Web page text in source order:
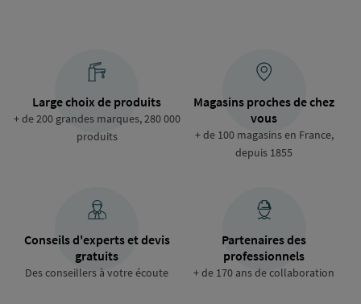
Large choix de produits
+ de 200 grandes marques, 280 000
produits
Magasins proches de chez
vous
+ de 100 magasins en France,
depuis 1855
Conseils d'experts et devis
gratuits
Des conseillers à votre écoute
Partenaires des
professionnels
+ de 170 ans de collaboration